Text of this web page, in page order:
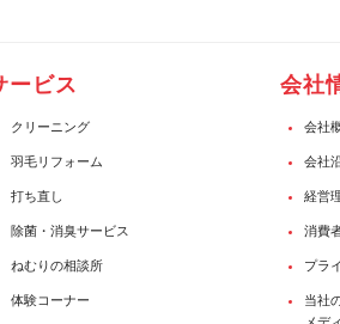
ービス
クリーニング
羽毛リフォーム
打ち直し
除菌・消臭サービス
ねむりの相談所
体験コーナー
会社
会社
会社
経営
消費
プラ
当社